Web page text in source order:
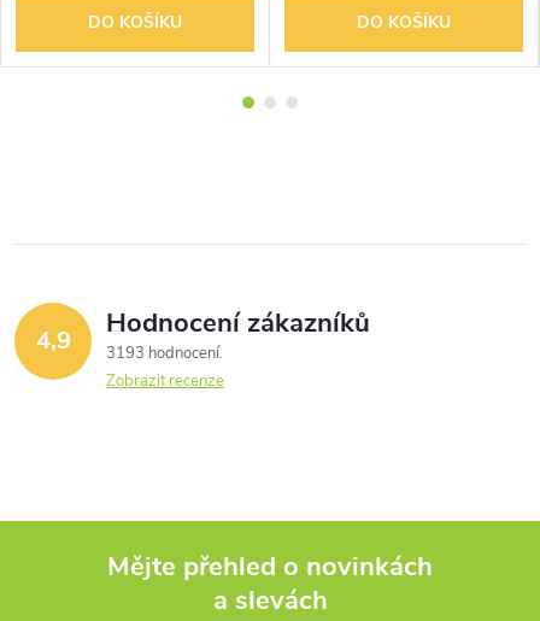
DO KOŠÍKU DO KOŠÍKU
4,9 Hodnocení zákazníků
3193 hodnocení
Zobrazit recenze
Mějte přehled o novinkách
a slevách